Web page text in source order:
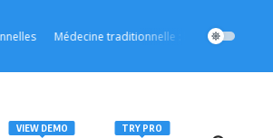
Médecine traditionnelle : l’OOAS accélère son
VIEW DEMO TRY PRO